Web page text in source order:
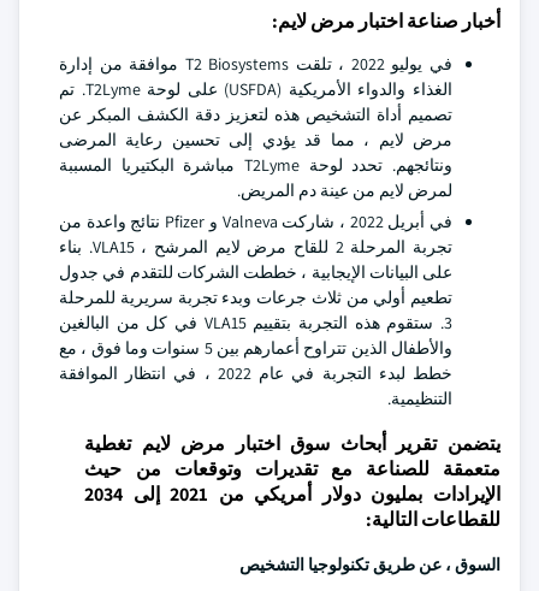
أخبار صناعة اختبار مرض لايم:
في يوليو 2022 ، تلقت T2 Biosystems موافقة من إدارة
الغذاء والدواء الأمريكية (USFDA) على لوحة T2Lyme. تم
تصميم أداة التشخيص هذه لتعزيز دقة الكشف المبكر عن
مرض لايم ، مما قد يؤدي إلى تحسين رعاية المرضى
ونتائجهم. تحدد لوحة T2Lyme مباشرة البكتيريا المسببة
لمرض لايم من عينة دم المريض.
في أبريل 2022 ، شاركت Valneva و Pfizer نتائج واعدة من
تجربة المرحلة 2 للقاح مرض لايم المرشح ، VLA15. بناء
على البيانات الإيجابية ، خططت الشركات للتقدم في جدول
تطعيم أولي من ثلاث جرعات وبدء تجربة سريرية للمرحلة
3. ستقوم هذه التجربة بتقييم VLA15 في كل من البالغين
والأطفال الذين تتراوح أعمارهم بين 5 سنوات وما فوق ، مع
خطط لبدء التجربة في عام 2022 ، في انتظار الموافقة
التنظيمية.
يتضمن تقرير أبحاث سوق اختبار مرض لايم تغطية
متعمقة للصناعة مع تقديرات وتوقعات من حيث
الإيرادات بمليون دولار أمريكي من 2021 إلى 2034
للقطاعات التالية:
السوق ، عن طريق تكنولوجيا التشخيص